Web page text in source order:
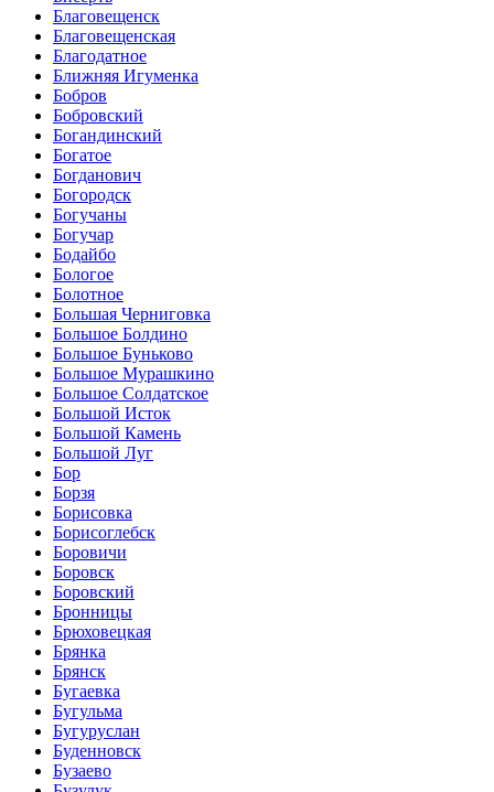
Благовещенск
Благовещенская
Благодатное
Ближняя Игуменка
Бобров
Бобровский
Богандинский
Богатое
Богданович
Богородск
Богучаны
Богучар
Бодайбо
Бологое
Болотное
Большая Черниговка
Большое Болдино
Большое Буньково
Большое Мурашкино
Большое Солдатское
Большой Исток
Большой Камень
Большой Луг
Бор
Борзя
Борисовка
Борисоглебск
Боровичи
Боровск
Боровский
Бронницы
Брюховецкая
Брянка
Брянск
Бугаевка
Бугульма
Бугуруслан
Буденновск
Бузаево